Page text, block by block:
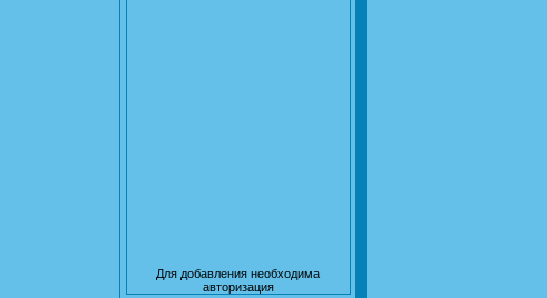
Для добавления необходима
авторизация